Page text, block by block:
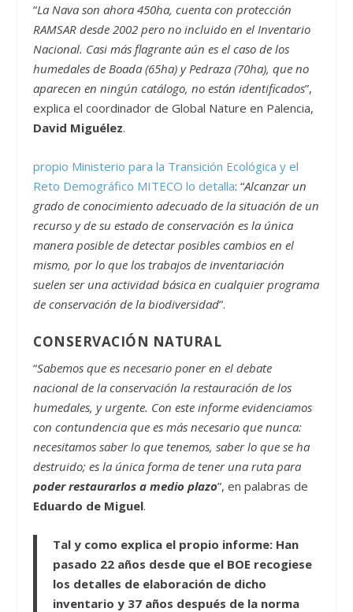
“La Nava son ahora 450ha, cuenta con protección
RAMSAR desde 2002 pero no incluido en el Inventario
Nacional. Casi más flagrante aún es el caso de los
humedales de Boada (65ha) y Pedraza (70ha), que no
aparecen en ningún catálogo, no están identificados”,
explica el coordinador de Global Nature en Palencia,
David Miguélez.
propio Ministerio para la Transición Ecológica y el
Reto Demográfico MITECO lo detalla: “Alcanzar un
grado de conocimiento adecuado de la situación de un
recurso y de su estado de conservación es la única
manera posible de detectar posibles cambios en el
mismo, por lo que los trabajos de inventariación
suelen ser una actividad básica en cualquier programa
de conservación de la biodiversidad”.
CONSERVACIÓN NATURAL
“Sabemos que es necesario poner en el debate
nacional de la conservación la restauración de los
humedales, y urgente. Con este informe evidenciamos
con contundencia que es más necesario que nunca:
necesitamos saber lo que tenemos, saber lo que se ha
destruido; es la única forma de tener una ruta para
poder restaurarlos a medio plazo”, en palabras de
Eduardo de Miguel.
Tal y como explica el propio informe: Han
pasado 22 años desde que el BOE recogiese
los detalles de elaboración de dicho
inventario y 37 años después de la norma